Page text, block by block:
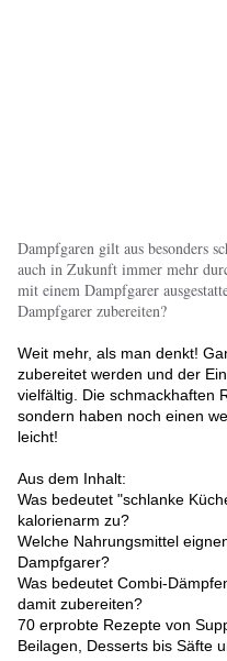
Dampfgaren gilt aus besonders
auch in Zukunft immer mehr
mit einem Dampfgarer
Dampfgarer zubereiten?
Weit mehr, als man denkt!
zubereitet werden und der
vielfältig. Die schmackhaften
sondern haben noch einen
leicht!
Aus dem Inhalt:
Was bedeutet "schlanke
kalorienarm zu?
Welche Nahrungsmittel
Dampfgarer?
Was bedeutet Combi-
damit zubereiten?
70 erprobte Rezepte von
Beilagen, Desserts bis Säfte